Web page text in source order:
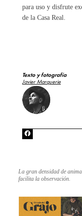
para uso y disfrute
de la Casa Real.
Texto y fotografía
Javier Marquerie
La gran densidad de
facilita la observación.